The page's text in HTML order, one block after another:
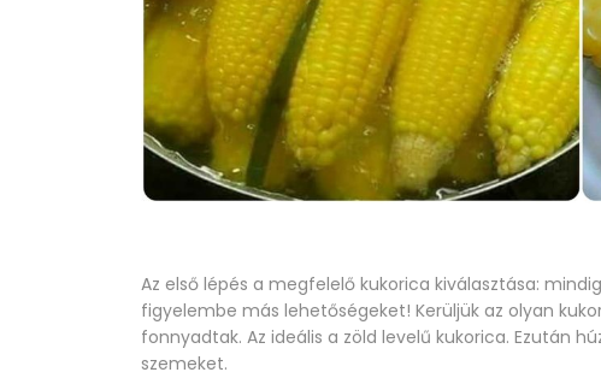
Az első lépés a megfelelő kukorica kiválasztása:
figyelembe más lehetőségeket! Kerüljük az olyan
fonnyadtak. Az ideális a zöld levelű kukorica. Ezután
szemeket.